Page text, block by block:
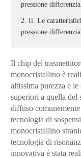
pressione
2. Ii. Le
pressione
Il chip del
monocristallino è
altissima purezza e
superiori a quella
diffuso
tecnologia di
monocristallino
tecnologia di
innovativa è stata